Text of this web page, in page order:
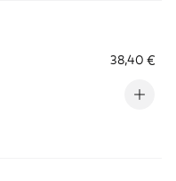
38,40 €